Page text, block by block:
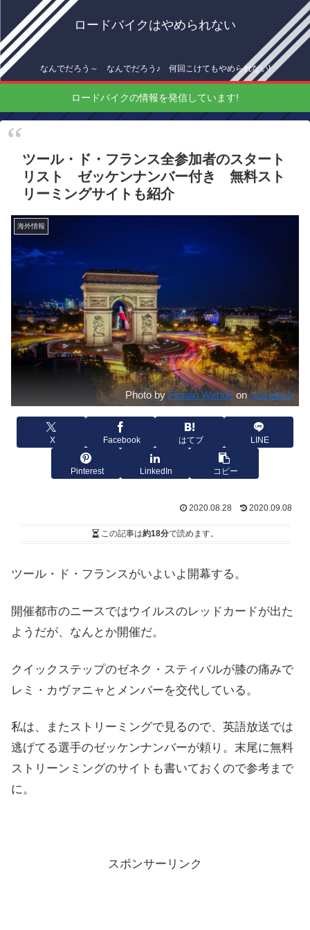
ロードバイクはやめられない
なんでだろう～ なんでだろう♪ 何回こけてもやめられない!
ロードバイクの情報を発信しています!
ツール・ド・フランス全参加者のスタート
リスト ゼッケンナンバー付き 無料スト
リーミングサイトも紹介
海外情報
Photo byFlorian WehdeonUnsplash
X Facebook はてブ LINE
Pinterest LinkedIn コピー
2020.08.28 2020.09.08
この記事は約18分で読めます。
ツール・ド・フランスがいよいよ開幕する。
開催都市のニースではウイルスのレッドカードが出た
ようだが、なんとか開催だ。
クイックステップのゼネク・スティバルが膝の痛みで
レミ・カヴァニャとメンバーを交代している。
私は、またストリーミングで見るので、英語放送では
逃げてる選手のゼッケンナンバーが頼り。末尾に無料
ストリーンミングのサイトも書いておくので参考まで
に。
スポンサーリンク